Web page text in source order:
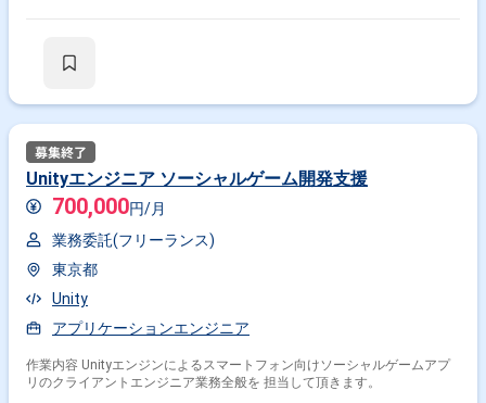
Unityエンジニア ソーシャルゲーム開発支援
700,000円/月
業務委託(フリーランス)
東京都
Unity
アプリケーションエンジニア
作業内容 Unityエンジンによるスマートフォン向けソーシャルゲームアプ
リのクライアントエンジニア業務全般を 担当して頂きます。